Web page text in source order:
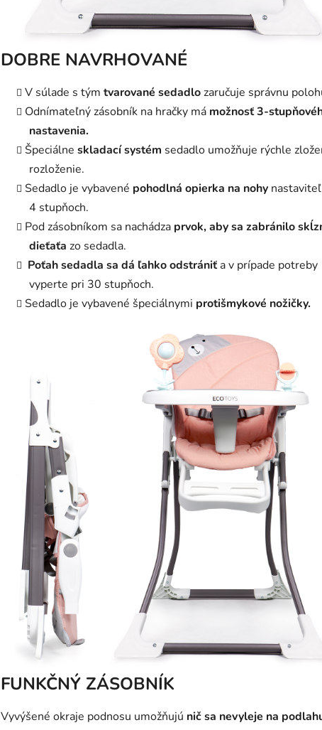
DOBRE NAVRHOVANÉ
V súlade s tým tvarované sedadlozaručuje správnu
Odnímateľný zásobník na hračky má možnosť 3-
nastavenia.
Špeciálne skladací systém sedadlo umožňuje rýchle
rozloženie.
Sedadlo je vybavené pohodlná opierka na nohy
4 stupňoch.
Pod zásobníkom sa nachádza prvok, aby sa zabránilo
dieťaťa zo sedadla.
Poťah sedadla sa dá ľahko odstrániťa v prípade potreby
vyperte pri 30 stupňoch.
Sedadlo je vybavené špeciálnymi protišmykové nožičky.
FUNKČNÝ ZÁSOBNÍK
Vyvýšené okraje podnosu umožňujú nič sa nevyleje na